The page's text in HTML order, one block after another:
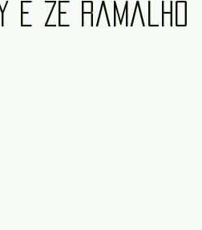
Zé Ramalho